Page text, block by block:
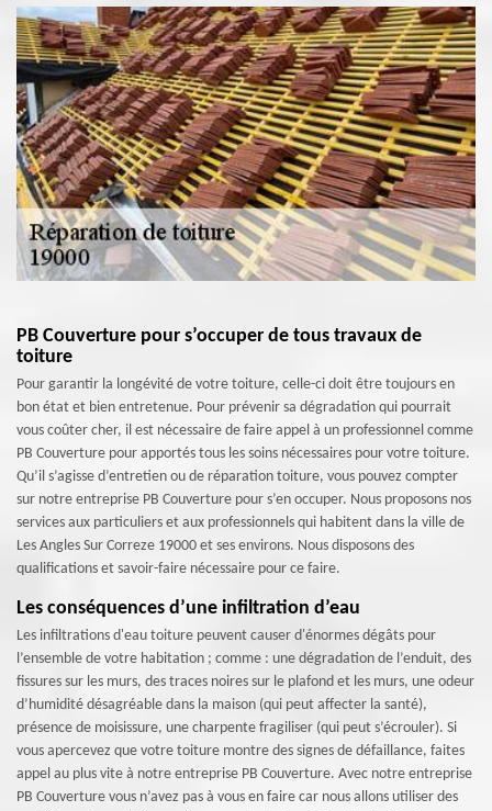
PB Couverture pour s’occuper de tous travaux de
toiture
Pour garantir la longévité de votre toiture, celle-ci doit être toujours en
bon état et bien entretenue. Pour prévenir sa dégradation qui pourrait
vous coûter cher, il est nécessaire de faire appel à un professionnel comme
PB Couverture pour apportés tous les soins nécessaires pour votre toiture.
Qu’il s’agisse d’entretien ou de réparation toiture, vous pouvez compter
sur notre entreprise PB Couverture pour s’en occuper. Nous proposons nos
services aux particuliers et aux professionnels qui habitent dans la ville de
Les Angles Sur Correze 19000 et ses environs. Nous disposons des
qualifications et savoir-faire nécessaire pour ce faire.
Les conséquences d’une infiltration d’eau
Les infiltrations d'eau toiture peuvent causer d'énormes dégâts pour
l’ensemble de votre habitation ; comme : une dégradation de l’enduit, des
fissures sur les murs, des traces noires sur le plafond et les murs, une odeur
d’humidité désagréable dans la maison (qui peut affecter la santé),
présence de moisissure, une charpente fragiliser (qui peut s’écrouler). Si
vous apercevez que votre toiture montre des signes de défaillance, faites
appel au plus vite à notre entreprise PB Couverture. Avec notre entreprise
PB Couverture vous n’avez pas à vous en faire car nous allons utiliser des